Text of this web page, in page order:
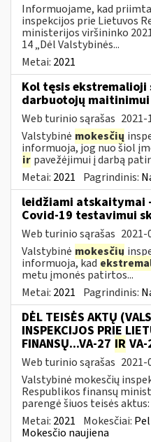
Informuojame, kad
inspekcijos prie Lietuvos
ministerijos viršininko
14 „Dėl Valstybinės...
Metai: 2021
Kol tęsis
darbuotojų maitinimui
Web turinio sąrašas 2021-
Valstybinė mokesčių
informuoja, jog nuo šiol
ir pavežėjimui į darbą
Metai: 2021 Pagrindinis:
leidžiami atskaitymai
Covid-19 testavimui
Web turinio sąrašas 2021-
Valstybinė mokesčių
informuoja, kad
metu įmonės patirtos...
Metai: 2021 Pagrindinis:
DĖL TEISĖS AKTŲ
INSPEKCIJOS PRIE
FINANSŲ...VA-27 IR
Web turinio sąrašas 2021-
Valstybinė mokesčių
Respublikos finansų
parengė šiuos teisės
Metai: 2021 Mokesčiai:
Mokesčio naujiena